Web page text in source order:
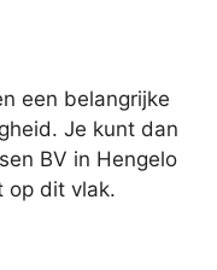
een belangrijke
Je kunt dan
BV in Hengelo
op dit vlak.